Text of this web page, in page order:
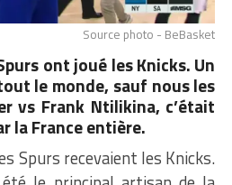
Source photo - BeBasket
ont joué les Knicks. Un
le monde, sauf nous les
vs Frank Ntilikina, c’était
la France entière.
Spurs recevaient les Knicks.